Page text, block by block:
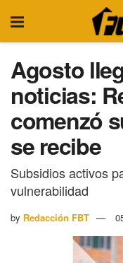
Agosto
noticias:
comenzó
se recibe
Subsidios activos
vulnerabilidad
by Redacción FBT